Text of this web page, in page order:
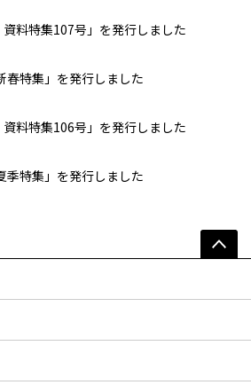
料特集107号」を発行しました
特集」を発行しました
料特集106号」を発行しました
特集」を発行しました